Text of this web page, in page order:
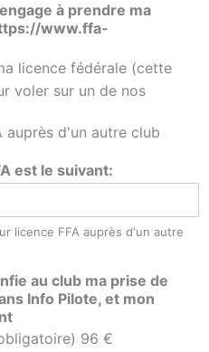
à prendre ma
www.ffa-
licence fédérale (cette
voler sur un de nos
auprès d'un autre club
est le suivant:
licence FFA auprès d'un autre
au club ma prise de
Info Pilote, et mon
96 €